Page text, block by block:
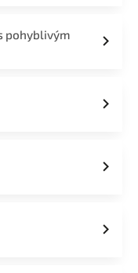
pohyblivým